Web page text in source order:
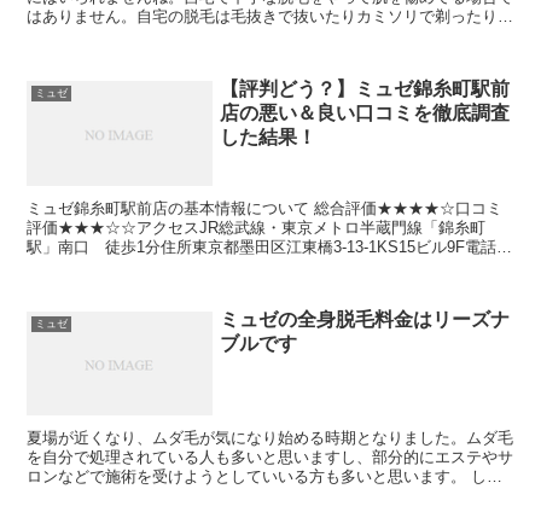
はありません。自宅の脱毛は毛抜きで抜いたりカミソリで剃ったり薬
ミュゼ
【評判どう？】ミュゼ錦糸町駅前
店の悪い＆良い口コミを徹底調査
した結果！
ミュゼ錦糸町駅前店の基本情報について 総合評価★★★★☆口コミ
評価★★★☆☆アクセスJR総武線・東京メトロ半蔵門線「錦糸町
駅」南口 徒歩1分住所東京都墨田区江東橋3-13-1KS15ビル9F電話番
ミュゼ
ミュゼの全身脱毛料金はリーズナ
ブルです
夏場が近くなり、ムダ毛が気になり始める時期となりました。ムダ毛
を自分で処理されている人も多いと思いますし、部分的にエステやサ
ロンなどで施術を受けようとしていいる方も多いと思います。 しか